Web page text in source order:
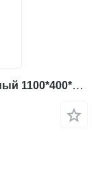
Производственный комбинированный 1100*400*2500